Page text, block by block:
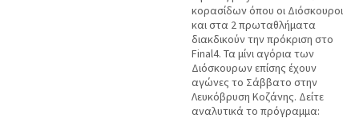
κορασίδων όπου οι Διόσκουροι
και στα 2 πρωταθλήματα
διακδικούν την πρόκριση στο
Final4. Τα μίνι αγόρια των
Διόσκουρων επίσης έχουν
αγώνες το Σάββατο στην
Λευκόβρυση Κοζάνης. Δείτε
αναλυτικά το πρόγραμμα: